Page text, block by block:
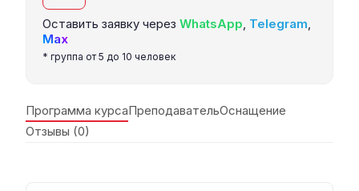
Оставить заявку через WhatsApp, Telegram,
Max
* группа от 5 до 10 человек
Программа курсаПреподавательОснащение
Отзывы (0)